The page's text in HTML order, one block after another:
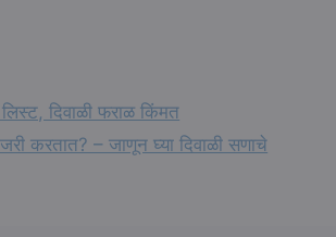
लिस्ट, दिवाळी फराळ किंमत
करतात? – जाणून घ्या दिवाळी सणाचे